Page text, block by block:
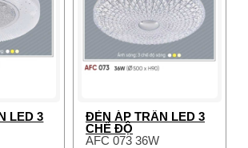
LED 3
ĐÈN ÁP TRẦN LED 3
CHẾ ĐỘ
AFC 073 36W